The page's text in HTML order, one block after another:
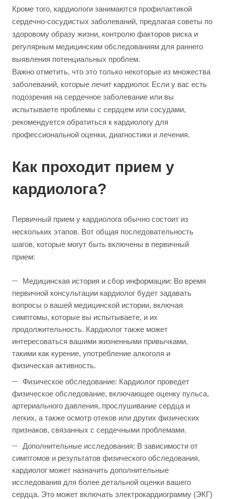
Кроме того, кардиологи занимаются профилактикой
сердечно-сосудистых заболеваний, предлагая советы по
здоровому образу жизни, контролю факторов риска и
регулярным медицинским обследованиям для раннего
выявления потенциальных проблем.
Важно отметить, что это только некоторые из множества
заболеваний, которые лечит кардиолог. Если у вас есть
подозрения на сердечное заболевание или вы
испытываете проблемы с сердцем или сосудами,
рекомендуется обратиться к кардиологу для
профессиональной оценки, диагностики и лечения.
Как проходит прием у
кардиолога?
Первичный прием у кардиолога обычно состоит из
нескольких этапов. Вот общая последовательность
шагов, которые могут быть включены в первичный
прием:
Медицинская история и сбор информации: Во время
первичной консультации кардиолог будет задавать
вопросы о вашей медицинской истории, включая
симптомы, которые вы испытываете, и их
продолжительность. Кардиолог также может
интересоваться вашими жизненными привычками,
такими как курение, употребление алкоголя и
физическая активность.
Физическое обследование: Кардиолог проведет
физическое обследование, включающее оценку пульса,
артериального давления, прослушивание сердца и
легких, а также осмотр отеков или других физических
признаков, связанных с сердечными проблемами.
Дополнительные исследования: В зависимости от
симптомов и результатов физического обследования,
кардиолог может назначить дополнительные
исследования для более детальной оценки вашего
сердца. Это может включать электрокардиограмму (ЭКГ)